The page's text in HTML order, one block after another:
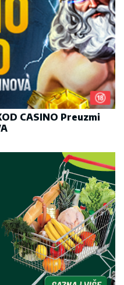
CASINO Preuzmi